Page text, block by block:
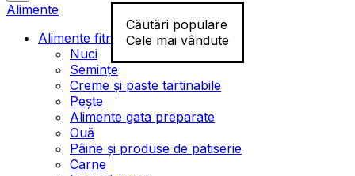
Căutări populare
Cele mai vândute
Alimente
Alimente fitness
Nuci
Semințe
Creme și paste tartinabile
Pește
Alimente gata preparate
Ouă
Pâine și produse de patiserie
Carne